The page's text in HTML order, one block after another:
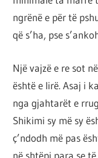
ngrënë e për të
që s’ha, pse
Një vajzë e re sot
është e lirë. Asaj i
nga gjahtarët e
Shikimi sy më sy
ç’ndodh më pas
në shtëpi para se